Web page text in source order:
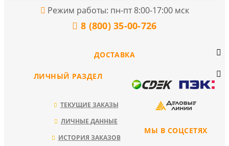
Режим работы: пн-пт 8:00-17:00 мск
8 (800) 35-00-726
ДОСТАВКА
МЫ В СОЦСЕТЯХ
ЛИЧНЫЙ РАЗДЕЛ
ТЕКУЩИЕ ЗАКАЗЫ
ЛИЧНЫЕ ДАННЫЕ
ИСТОРИЯ ЗАКАЗОВ